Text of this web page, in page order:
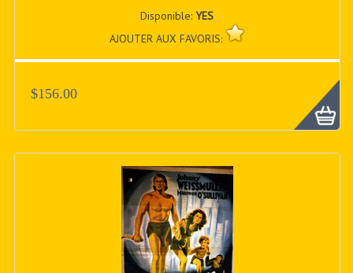
Disponible:YES
AJOUTER AUX FAVORIS:
$156.00